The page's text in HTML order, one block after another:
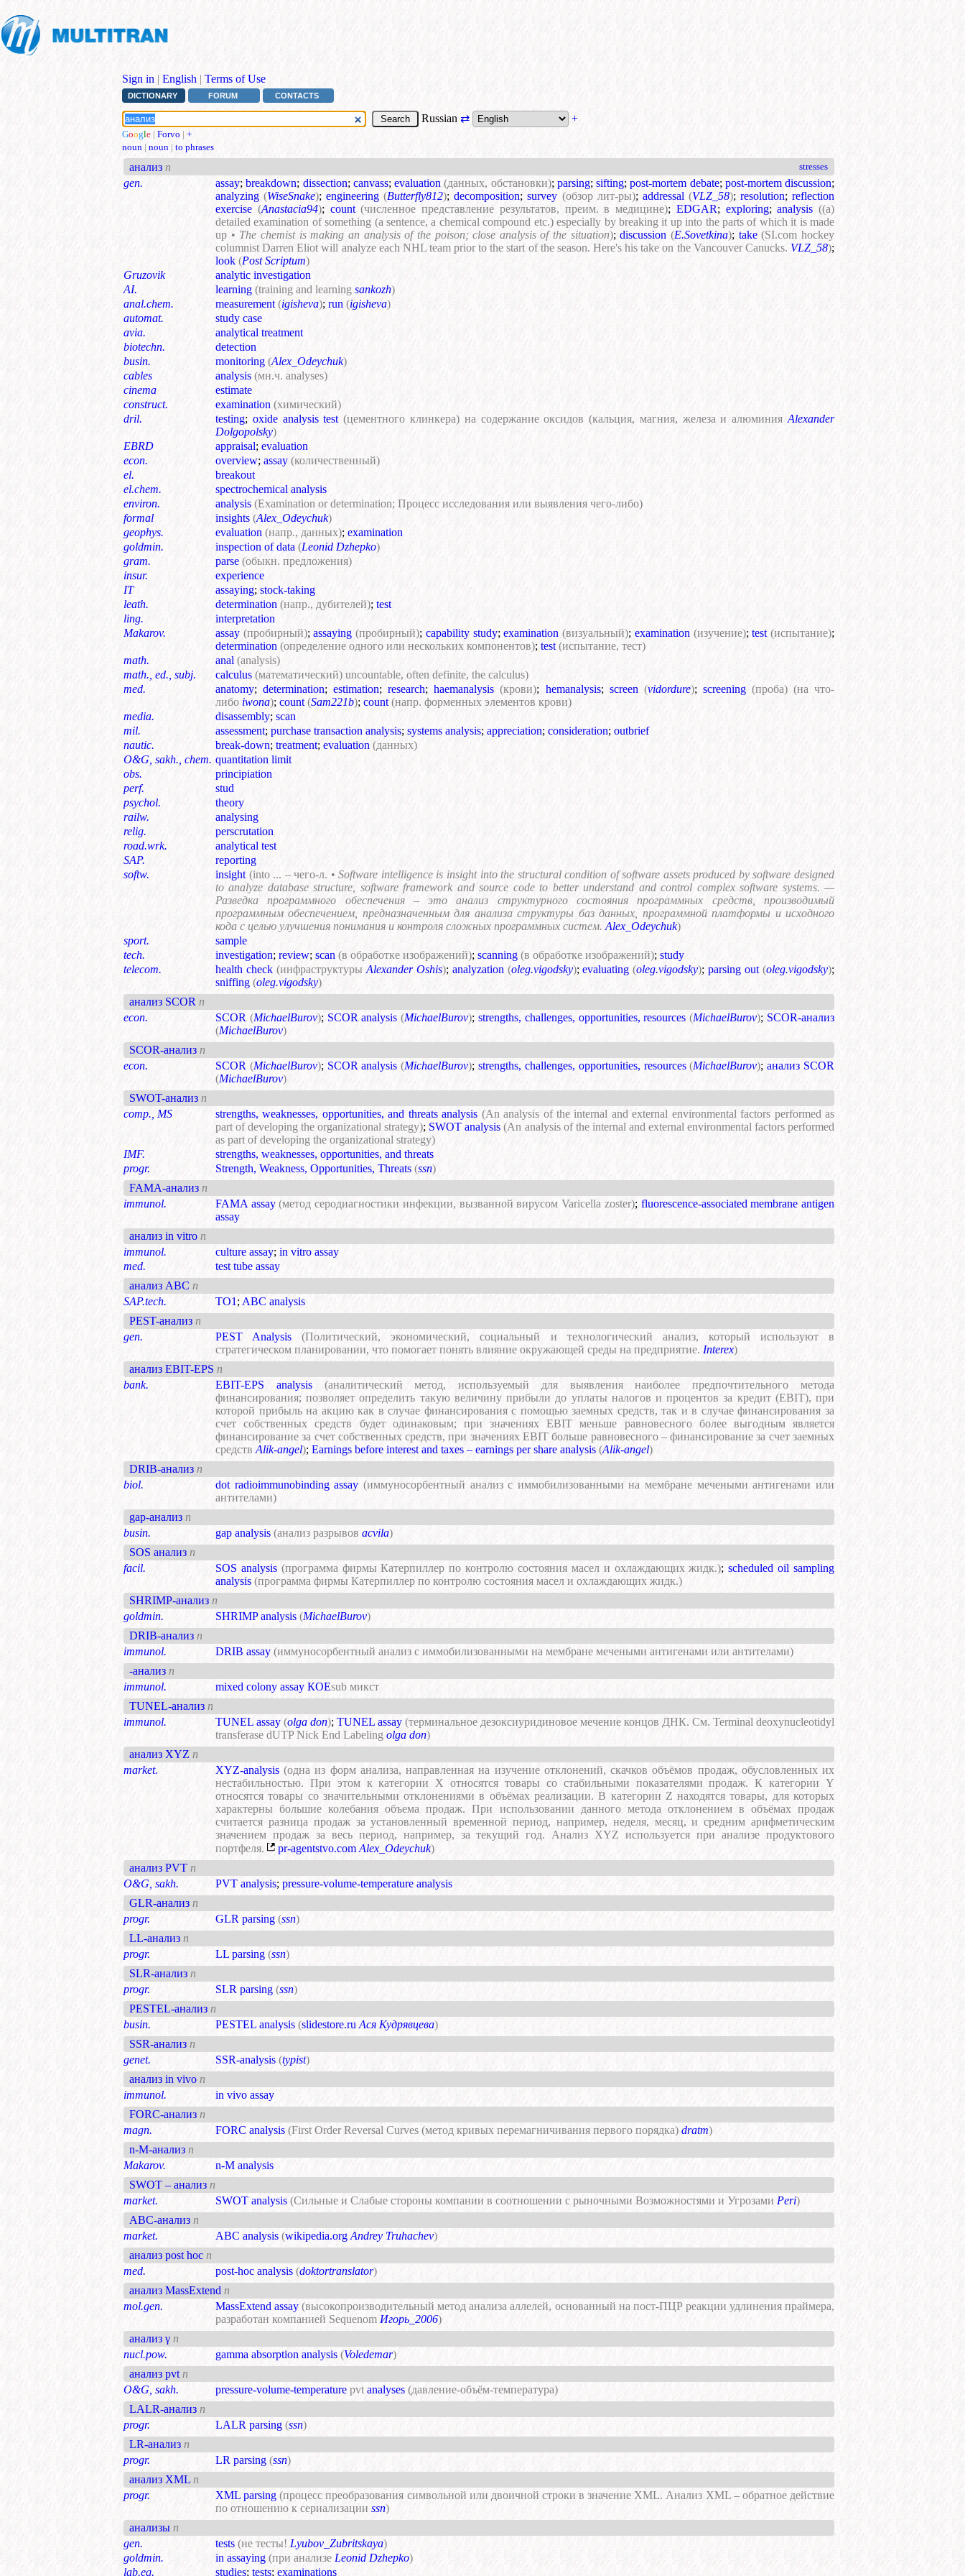
Sign in | English | Terms of Use
DICTIONARY FORUM CONTACTS
Russian ⇄ +
Google | Forvo | +
noun | noun | to phrases
анализ n stresses
gen. assay;breakdown; dissection; canvass; evaluation (данных, обстановки); parsing; sifting;post-mortem debate; post-mortem discussion;
analyzing (WiseSnake);engineering (Butterfly812);decomposition;survey (обзор лит-ры); addressal (VLZ_58); resolution;reflection
exercise (Anastacia94); count (численное представление результатов, преим. в медицине);EDGAR; exploring;analysis ((a)
detailed examination of something (a sentence, a chemical compound etc.) especially by breaking it up into the parts of which it is made
up • The chemist is making an analysis of the poison; close analysis of the situation);discussion (E.Sovetkina); take (SI.com hockey
columnist Darren Eliot will analyze each NHL team prior to the start of the season. Here's his take on the Vancouver Canucks. VLZ_58);
look (Post Scriptum)
Gruzovik
analytic investigation
AI.
learning (training and learning sankozh)
anal.chem.
measurement (igisheva); run (igisheva)
automat.
study case
avia.
analytical treatment
biotechn.
detection
busin.
monitoring (Alex_Odeychuk)
cables
analysis (мн.ч. analyses)
cinema
estimate
construct.
examination (химический)
dril.
testing; oxide analysis test (цементного клинкера) на содержание оксидов (кальция, магния, железа и алюминияAlexander
Dolgopolsky)
EBRD
appraisal;evaluation
econ.
overview; assay (количественный)
el.
breakout
el.chem.
spectrochemical analysis
environ.
analysis (Examination or determination; Процесс исследования или выявления чего-либо)
formal
insights (Alex_Odeychuk)
geophys.
evaluation (напр., данных); examination
goldmin.
inspection of data (Leonid Dzhepko)
gram.
parse (обыкн. предложения)
insur.
experience
IT
assaying; stock-taking
leath.
determination (напр., дубителей); test
ling.
interpretation
Makarov.
assay (пробирный);assaying (пробирный); capability study;examination (визуальный); examination (изучение);test (испытание);
determination (определение одного или нескольких компонентов); test (испытание, тест)
math.
anal (analysis)
math., ed., subj.
calculus (математический) uncountable, often definite, the calculus)
med.
anatomy;determination;estimation;research;haemanalysis (крови); hemanalysis; screen (vidordure); screening (проба) (на что-
либо iwona); count (Sam221b); count (напр. форменных элементов крови)
media.
disassembly; scan
mil.
assessment; purchase transaction analysis; systems analysis; appreciation; consideration; outbrief
nautic.
break-down; treatment; evaluation (данных)
O&G, sakh., chem. quantitation limit
obs.
principiation
perf.
stud
psychol.
theory
railw.
analysing
relig.
perscrutation
road.wrk.
analytical test
SAP.
reporting
softw.
insight (into ... – чего-л. •Software intelligence is insight into the structural condition of software assets produced by software designed
to analyze database structure, software framework and source code to better understand and control complex software systems. —
Разведка программного обеспечения – это анализ структурного состояния программных средств, производимый
программным обеспечением, предназначенным для анализа структуры баз данных, программной платформы и исходного
кода с целью улучшения понимания и контроля сложных программных систем. Alex_Odeychuk)
sport.
sample
tech.
investigation; review; scan (в обработке изображений); scanning (в обработке изображений); study
telecom.
health check (инфраструктуры Alexander Oshis); analyzation (oleg.vigodsky);evaluating (oleg.vigodsky);parsing out (oleg.vigodsky);
sniffing (oleg.vigodsky)
анализ SCOR n
econ.
SCOR (MichaelBurov); SCOR analysis (MichaelBurov);strengths, challenges, opportunities, resources (MichaelBurov); SCOR-анализ
(MichaelBurov)
SCOR-анализ n
econ.
SCOR (MichaelBurov); SCOR analysis (MichaelBurov);strengths, challenges, opportunities, resources (MichaelBurov);анализ SCOR
(MichaelBurov)
SWOT-анализ n
comp., MS
strengths, weaknesses, opportunities, and threats analysis (An analysis of the internal and external environmental factors performed as
part of developing the organizational strategy);SWOT analysis (An analysis of the internal and external environmental factors performed
as part of developing the organizational strategy)
IMF.
strengths, weaknesses, opportunities, and threats
progr.
Strength, Weakness, Opportunities, Threats (ssn)
FAMA-анализ n
immunol.
FAMA assay (метод серодиагностики инфекции, вызванной вирусом Varicella zoster); fluorescence-associated membrane antigen
assay
анализ in vitro n
immunol.
culture assay; in vitro assay
med.
test tube assay
анализ ABC n
SAP.tech.
TO1 ; ABC analysis
PEST-анализ n
gen.
PEST Analysis
(Политический, экономический, социальный и технологический анализ, который используют в
стратегическом планировании, что помогает понять влияние окружающей среды на предприятие. Interex)
анализ EBIT-EPS n
bank.
EBIT-EPS analysis
(аналитический метод, используемый для выявления наиболее предпочтительного метода
финансирования; позволяет определить такую величину прибыли до уплаты налогов и процентов за кредит (EBIT), при
которой прибыль на акцию как в случае финансирования с помощью заемных средств, так и в случае финансирования за
счет собственных средств будет одинаковым; при значениях EBIT меньше равновесного более выгодным является
финансирование за счет собственных средств, при значениях EBIT больше равновесного – финансирование за счет заемных
средств Alik-angel); Earnings before interest and taxes – earnings per share analysis (Alik-angel)
DRIB-анализ n
biol.
dot radioimmunobinding assay (иммуносорбентный анализ с иммобилизованными на мембране мечеными антигенами или
антителами)
gap-анализ n
busin.
gap analysis (анализ разрывов acvila)
SOS анализ n
facil.
SOS analysis (программа фирмы Катерпиллер по контролю состояния масел и охлаждающих жидк.);scheduled oil sampling
analysis (программа фирмы Катерпиллер по контролю состояния масел и охлаждающих жидк.)
SHRIMP-анализ n
goldmin.
SHRIMP analysis (MichaelBurov)
DRIB-анализ n
immunol.
DRIB assay (иммуносорбентный анализ с иммобилизованными на мембране мечеными антигенами или антителами)
-анализ n
immunol.
mixed colony assay КОЕsub микст
TUNEL-анализ n
immunol.
TUNEL assay (olga don); TUNEL assay (терминальное дезоксиуридиновое мечение концов ДНК. См. Terminal deoxynucleotidyl
transferase dUTP Nick End Labeling olga don)
анализ XYZ n
market.
XYZ-analysis (одна из форм анализа, направленная на изучение отклонений, скачков объёмов продаж, обусловленных их
нестабильностью. При этом к категории Х относятся товары со стабильными показателями продаж. К категории Y
относятся товары со значительными отклонениями в объёмах реализации. В категории Z находятся товары, для которых
характерны большие колебания объема продаж. При использовании данного метода отклонением в объёмах продаж
считается разница продаж за установленный временной период, например, неделя, месяц, и средним арифметическим
значением продаж за весь период, например, за текущий год. Анализ XYZ используется при анализе продуктового
портфеля.
pr-agentstvo.com Alex_Odeychuk)
анализ PVT n
O&G, sakh.
PVT analysis; pressure-volume-temperature analysis
GLR-анализ n
progr.
GLR parsing (ssn)
LL-анализ n
progr.
LL parsing (ssn)
SLR-анализ n
progr.
SLR parsing (ssn)
PESTEL-анализ n
busin.
PESTEL analysis (slidestore.ru Ася Кудрявцева)
SSR-анализ n
genet.
SSR-analysis (typist)
анализ in vivo n
immunol.
in vivo assay
FORC-анализ n
magn.
FORC analysis (First Order Reversal Curves (метод кривых перемагничивания первого порядка) dratm)
n-M-анализ n
Makarov.
n-M analysis
SWOT – анализ n
market.
SWOT analysis (Сильные и Слабые стороны компании в соотношении с рыночными Возможностями и Угрозами Peri)
ABC-анализ n
market.
ABC analysis (wikipedia.org Andrey Truhachev)
анализ post hoc n
med.
post-hoc analysis (doktortranslator)
анализ MassExtend n
mol.gen.
MassExtend assay (высокопроизводительный метод анализа аллелей, основанный на пост-ПЦР реакции удлинения праймера,
разработан компанией Sequenom Игорь_2006)
анализ γ n
nucl.pow.
gamma absorption analysis (Voledemar)
анализ pvt n
O&G, sakh.
pressure-volume-temperature pvt analyses (давление-объём-температура)
LALR-анализ n
progr.
LALR parsing (ssn)
LR-анализ n
progr.
LR parsing (ssn)
анализ XML n
progr.
XML parsing (процесс преобразования символьной или двоичной строки в значение XML. Анализ XML – обратное действие
по отношению к сериализации ssn)
анализы n
gen.
tests (не тесты! Lyubov_Zubritskaya)
goldmin.
in assaying (при анализе Leonid Dzhepko)
lab.eq.
studies; tests; examinations